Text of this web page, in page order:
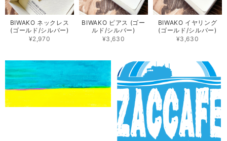
BIWAKO ネックレス
(ゴールド/シルバー)
¥2,970
BIWAKO ピアス (ゴー
ルド/シルバー)
¥3,630
BIWAKO イヤリング
(ゴールド/シルバー)
¥3,630